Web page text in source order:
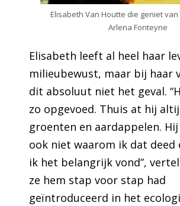
Elisabeth Van Houtte die geniet van
Arlena Fonteyne
Elisabeth leeft al heel haar
milieubewust, maar bij haar
dit absoluut niet het geval.
zo opgevoed. Thuis at hij
groenten en aardappelen.
ook niet waarom ik dat deed
ik het belangrijk vond”,
ze hem stap voor stap had
geïntroduceerd in het